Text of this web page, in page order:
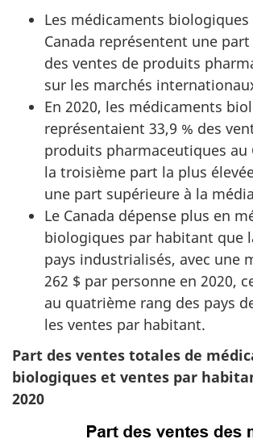
Les médicaments biologiques
Canada représentent une
des ventes de produits
sur les marchés
En 2020, les médicaments
représentaient 33,9 % des
produits pharmaceutiques au
la troisième part la plus élevée
une part supérieure à la
Le Canada dépense plus en
biologiques par habitant que
pays industrialisés, avec une
262 $ par personne en 2020,
au quatrième rang des pays
les ventes par habitant.
Part des ventes totales de
biologiques et ventes par
2020